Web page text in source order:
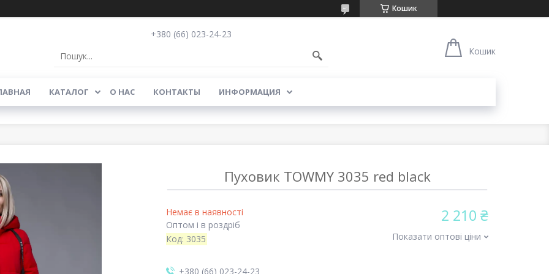
Кошик
+380 (66) 023-24-23
Кошик
КАТАЛОГ О НАС КОНТАКТЫ ИНФОРМАЦИЯ
Пуховик TOWMY 3035 red black
Немає в наявності
Оптом і в роздріб
Код: 3035
2 210 ₴
Показати оптові ціни
+380 (66) 023-24-23